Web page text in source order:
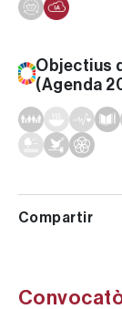
Objectius
(Agenda